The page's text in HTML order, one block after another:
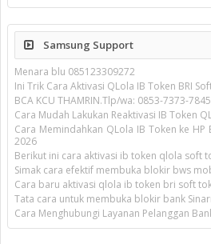
Samsung Support
Menara blu 085123309272
Ini Trik Cara Aktivasi QLola IB Token BRI
BCA KCU THAMRIN.Tlp/wa: 0853-7373-7845
Cara Mudah Lakukan Reaktivasi IB Token
Cara Memindahkan QLola IB Token ke
2026
Berikut ini cara aktivasi ib token qlola soft
Simak cara efektif membuka blokir bws
Cara baru aktivasi qlola ib token bri soft
Tata cara untuk membuka blokir bank
Cara Menghubungi Layanan Pelanggan